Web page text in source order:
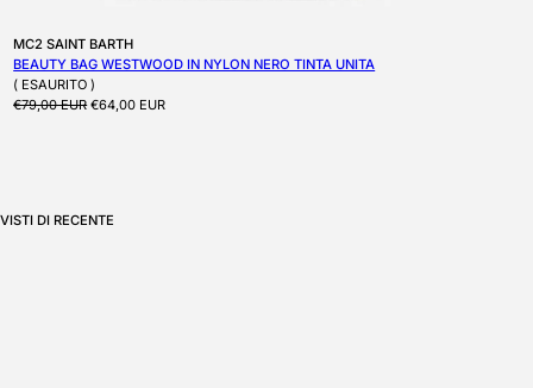
Produttore:
MC2 SAINT BARTH
BEAUTY BAG WESTWOOD IN NYLON NERO TINTA UNITA
( ESAURITO )
Prezzo di listino
€79,00 EUR Prezzo scontato
€64,00 EUR
VISTI DI RECENTE